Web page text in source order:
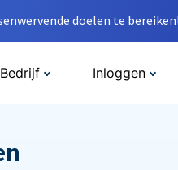
doelen te bereiken!
Bedrijf Inloggen